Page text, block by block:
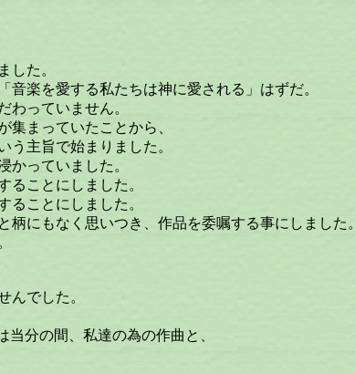
した。
楽を愛する私たちは神に愛される」はずだ。
わっていません。
集まっていたことから、
主旨で始まりました。
かっていました。
ることにしました。
ることにしました。
柄にもなく思いつき、作品を委嘱する事にしました
んでした。
分の間、私達の為の作曲と、